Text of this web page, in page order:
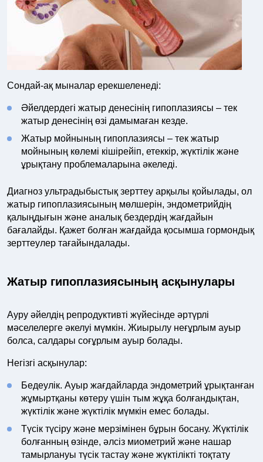
Сондай-ақ мыналар ерекшеленеді:
Әйелдердегі жатыр денесінің гипоплазиясы – тек
жатыр денесінің өзі дамымаған кезде.
Жатыр мойнының гипоплазиясы – тек жатыр
мойнының көлемі кішірейіп, етеккір, жүктілік және
ұрықтану проблемаларына әкеледі.
Диагноз ультрадыбыстық зерттеу арқылы қойылады, ол
жатыр гипоплазиясының мөлшерін, эндометрийдің
қалыңдығын және аналық бездердің жағдайын
бағалайды. Қажет болған жағдайда қосымша гормондық
зерттеулер тағайындалады.
Жатыр гипоплазиясының асқынулары
Ауру әйелдің репродуктивті жүйесінде әртүрлі
мәселелерге әкелуі мүмкін. Жиырылу неғұрлым ауыр
болса, салдары соғұрлым ауыр болады.
Негізгі асқынулар:
Бедеулік. Ауыр жағдайларда эндометрий ұрықтанған
жұмыртқаны көтеру үшін тым жұқа болғандықтан,
жүктілік және жүктілік мүмкін емес болады.
Түсік түсіру және мерзімінен бұрын босану. Жүктілік
болғанның өзінде, әлсіз миометрий және нашар
тамырлануы түсік тастау және жүктілікті тоқтату